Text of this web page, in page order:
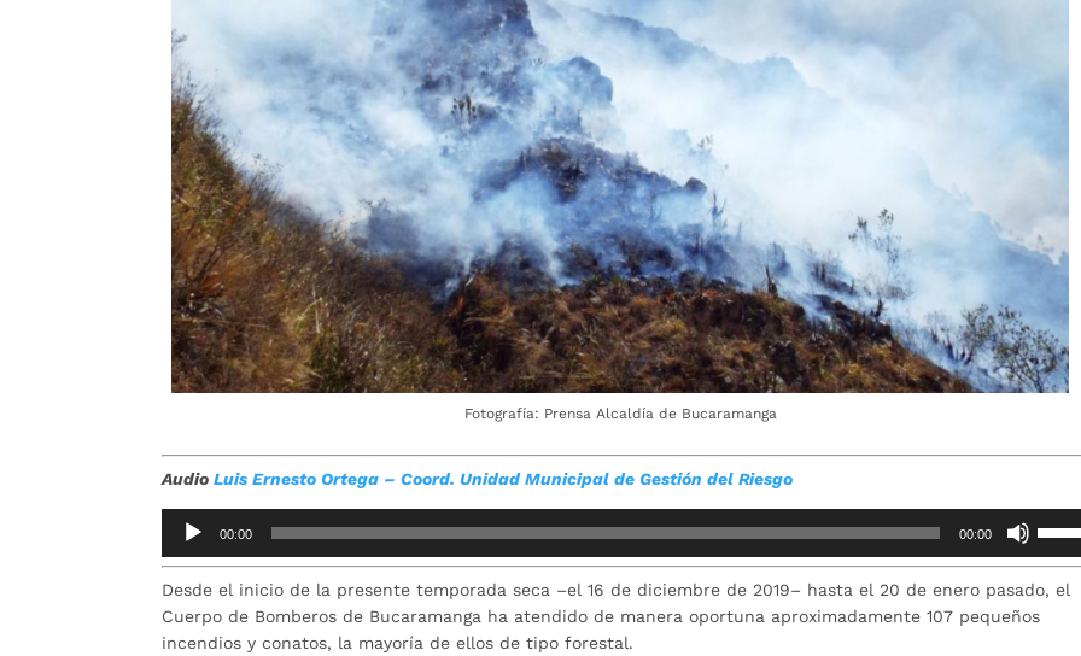
Fotografía: Prensa Alcaldía de Bucaramanga
AudioLuis Ernesto Ortega – Coord. Unidad Municipal de Gestión del Riesgo
Reproductor
audio
00:00 00:00
de
flecha
Desde el inicio de la presente temporada seca –el 16 de diciembre de 2019– hasta el 20 de enero pasado, el
Cuerpo de Bomberos de Bucaramanga ha atendido de manera oportuna aproximadamente 107 pequeños
incendios y conatos, la mayoría de ellos de tipo forestal.